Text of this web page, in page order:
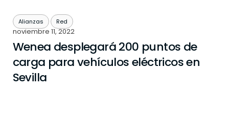
Alianzas Red
noviembre 11, 2022
Wenea desplegará 200 puntos de
carga para vehículos eléctricos en
Sevilla